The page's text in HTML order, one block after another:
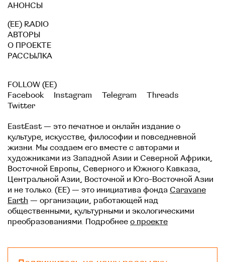
АНОНСЫ
(EE) RADIO
АВТОРЫ
О ПРОЕКТЕ
РАССЫЛКА
FOLLOW (EE)
Facebook
Instagram Telegram
Threads
Twitter
EastEast — это печатное и онлайн издание о
культуре, искусстве, философии и повседневной
жизни. Мы создаем его вместе с авторами и
художниками из Западной Азии и Северной Африки,
Восточной Европы, Северного и Южного Кавказа,
Центральной Азии, Восточной и Юго-Восточной Азии
и не только. (EE) — это инициатива фонда Caravane
Earth — организации, работающей над
общественными, культурными и экологическими
преобразованиями. Подробнее о проекте